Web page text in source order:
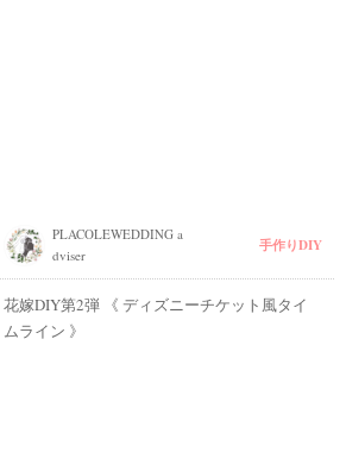
PLACOLEWEDDING a
dviser
手作りDIY
花嫁DIY第2弾 《 ディズニーチケット風タイ
ムライン 》